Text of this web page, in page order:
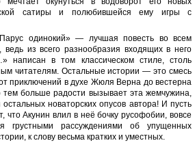
сатиры и полюбившейся ему игры с
одинокий» — лучшая повесть во всем
из всего разнообразия входящих в него
написан в том классическом стиле, столь
читателям. Остальные истории — это смесь
приключений в духе Жюля Верна до вестерна
тем больше радости вызывает эта жемчужина,
новаторских опусов автора! И пусть
что Акунин влил в неё бочку русофобии, вовсе
грустными рассуждениями об упущенных
к слову весьма кратких и уместных.